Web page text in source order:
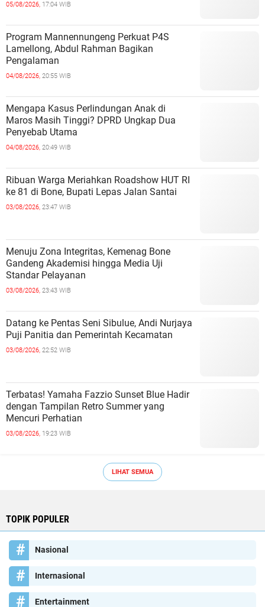
05/08/2026, 17:04 WIB
Program Mannennungeng Perkuat P4S
Lamellong, Abdul Rahman Bagikan
Pengalaman
04/08/2026, 20:55 WIB
Mengapa Kasus Perlindungan Anak di
Maros Masih Tinggi? DPRD Ungkap Dua
Penyebab Utama
04/08/2026, 20:49 WIB
Ribuan Warga Meriahkan Roadshow HUT RI
ke 81 di Bone, Bupati Lepas Jalan Santai
03/08/2026, 23:47 WIB
Menuju Zona Integritas, Kemenag Bone
Gandeng Akademisi hingga Media Uji
Standar Pelayanan
03/08/2026, 23:43 WIB
Datang ke Pentas Seni Sibulue, Andi Nurjaya
Puji Panitia dan Pemerintah Kecamatan
03/08/2026, 22:52 WIB
Terbatas! Yamaha Fazzio Sunset Blue Hadir
dengan Tampilan Retro Summer yang
Mencuri Perhatian
03/08/2026, 19:23 WIB
LIHAT SEMUA
TOPIK POPULER
Nasional
Internasional
Entertainment